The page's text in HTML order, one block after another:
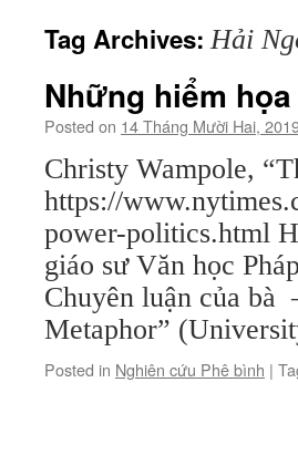
Tag Archives:Hải
Những hiểm
Posted on 14 Tháng Mười Hai,
Christy Wampole,
https://
power-politics.html
giáo sư Văn học
Chuyên luận của bà
Metaphor”
Posted in Nghiên cứu Phê bình |